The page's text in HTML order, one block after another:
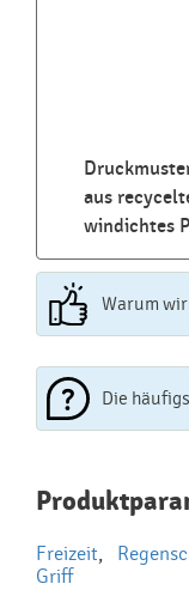
aus
windichtes
Warum wir
Die
Najčastejšie
reklamných
Ako realizujete
Freizeit,
Griff